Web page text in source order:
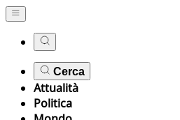
Cerca
Attualità
Politica